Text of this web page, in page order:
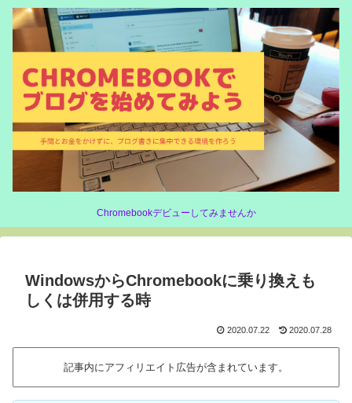
Chromebookデビューしてみませんか
WindowsからChromebookに乗り換えも
しくは併用する時
2020.07.22 2020.07.28
記事内にアフィリエイト広告が含まれています。